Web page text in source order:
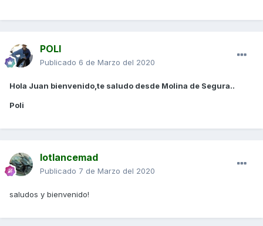
POLI
Publicado 6 de Marzo del 2020
Hola Juan bienvenido,te saludo desde Molina de Segura..
Poli
lotlancemad
Publicado 7 de Marzo del 2020
saludos y bienvenido!